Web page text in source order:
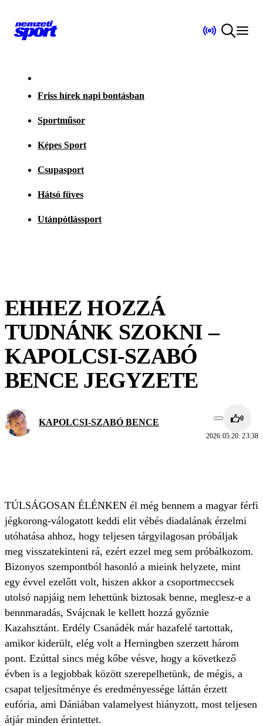
Friss hírek napi bontásban
Sportműsor
Képes Sport
Csupasport
Hátsó füves
Utánpótlássport
EHHEZ HOZZÁ
TUDNÁNK SZOKNI –
KAPOLCSI-SZABÓ
BENCE JEGYZETE
KAPOLCSI-SZABÓ BENCE 0
2026.05.20. 23:38
TÚLSÁGOSAN ÉLÉNKEN él még bennem a magyar férfi
jégkorong-válogatott keddi elit vébés diadalának érzelmi
utóhatása ahhoz, hogy teljesen tárgyilagosan próbáljak
meg visszatekinteni rá, ezért ezzel meg sem próbálkozom.
Bizonyos szempontból hasonló a mieink helyzete, mint
egy évvel ezelőtt volt, hiszen akkor a csoportmeccsek
utolsó napjáig nem lehettünk biztosak benne, meglesz-e a
bennmaradás, Svájcnak le kellett hozzá győznie
Kazahsztánt. Erdély Csanádék már hazafelé tartottak,
amikor kiderült, elég volt a Herningben szerzett három
pont. Ezúttal sincs még kőbe vésve, hogy a következő
évben is a legjobbak között szerepelhetünk, de mégis, a
csapat teljesítménye és eredményessége láttán érzett
eufória, ami Dániában valamelyest hiányzott, most teljesen
átjár minden érintettet.